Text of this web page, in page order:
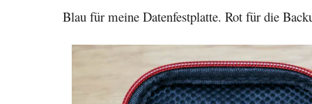
Blau für meine Datenfestplatte. Rot für die